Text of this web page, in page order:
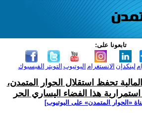
تابعونا على:
الفيسبوك التويتر اليوتيوب الانستغرام لينكدإن
تحفظ استقلال الحوار المتمدن،
هذا الفضاء اليساري الحر
‫«الحوار المتمدن» على اليوتيوب]